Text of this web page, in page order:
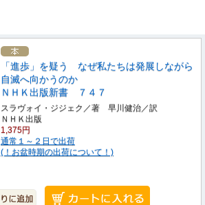
「進歩」を疑う なぜ私たちは発展しながら
自滅へ向かうのか
ＮＨＫ出版新書 ７４７
スラヴォイ・ジジェク／著 早川健治／訳
ＮＨＫ出版
1,375円
通常１～２日で出荷
(！お盆時期の出荷について！)